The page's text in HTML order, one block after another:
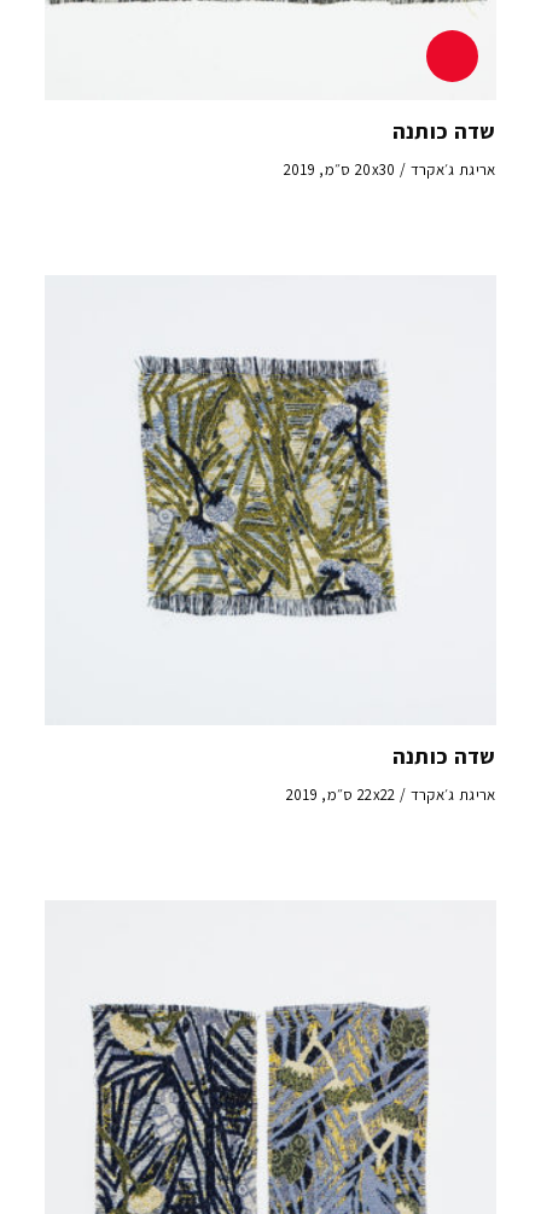
שדה כותנה
אריגת ג׳אקרד / 20x30 ס״מ, 2019
שדה כותנה
אריגת ג׳אקרד / 22x22 ס״מ, 2019